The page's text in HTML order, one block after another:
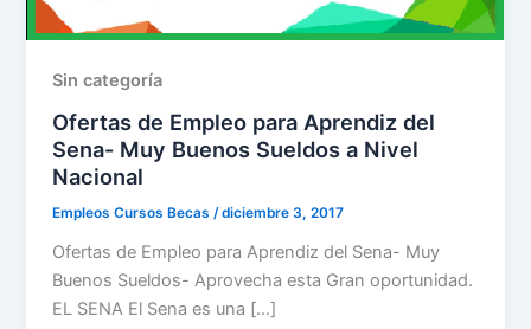
Sin categoría
Ofertas de Empleo para Aprendiz del
Sena- Muy Buenos Sueldos a Nivel
Nacional
Empleos Cursos Becas/diciembre 3, 2017
Ofertas de Empleo para Aprendiz del Sena- Muy
Buenos Sueldos- Aprovecha esta Gran oportunidad.
EL SENA El Sena es una […]